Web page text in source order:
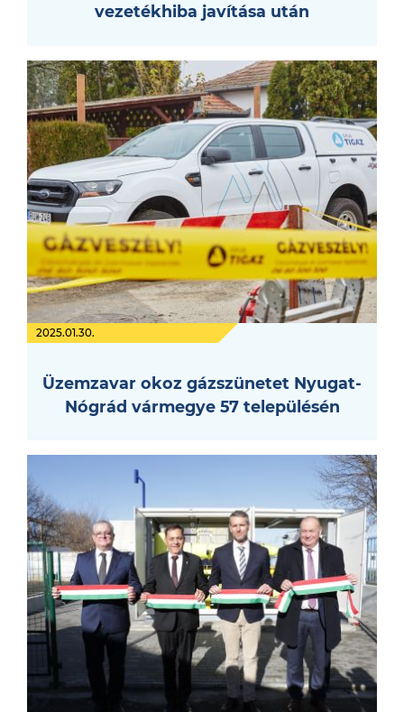
vezetékhiba javítása után
2025.01.30.
Üzemzavar okoz gázszünetet Nyugat-
Nógrád vármegye 57 településén